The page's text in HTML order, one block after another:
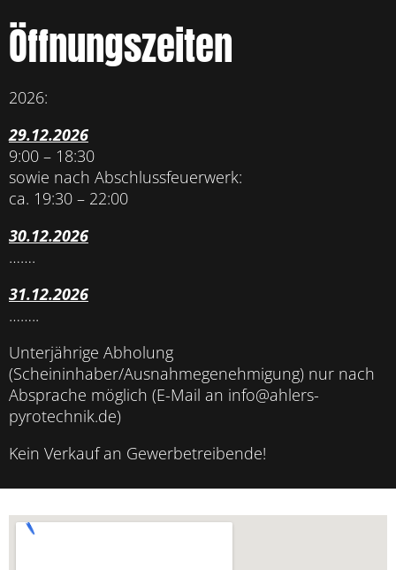
Öffnungszeiten
2026:
29.12.2026
9:00 – 18:30
sowie nach Abschlussfeuerwerk:
ca. 19:30 – 22:00
30.12.2026
…….
31.12.2026
……..
Unterjährige Abholung
(Scheininhaber/Ausnahmegenehmigung) nur nach
Absprache möglich (E-Mail an info@ahlers-
pyrotechnik.de)
Kein Verkauf an Gewerbetreibende!